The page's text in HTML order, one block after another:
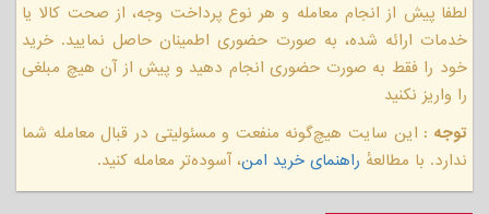
لطفا پیش از انجام معامله و هر نوع پرداخت وجه، از صحت کالا یا
خدمات ارائه شده، به صورت حضوری اطمینان حاصل نمایید. خرید
خود را فقط به صورت حضوری انجام دهید و پیش از آن هیچ مبلغی
را واریز نکنید
توجه : این سایت هیچ‌گونه منفعت و مسئولیتی در قبال معامله شما
ندارد. با مطالعهٔ راهنمای خرید امن، آسوده‌تر معامله کنید.